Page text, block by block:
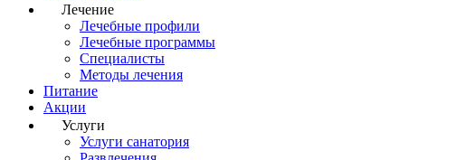
Лечение
Лечебные профили
Лечебные программы
Специалисты
Методы лечения
Питание
Акции
Услуги
Услуги санатория